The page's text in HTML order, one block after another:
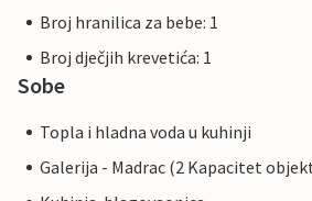
Broj hranilica za bebe: 1
Broj dječjih krevetića: 1
Sobe
Topla i hladna voda u kuhinji
Galerija - Madrac (2 Kapacitet